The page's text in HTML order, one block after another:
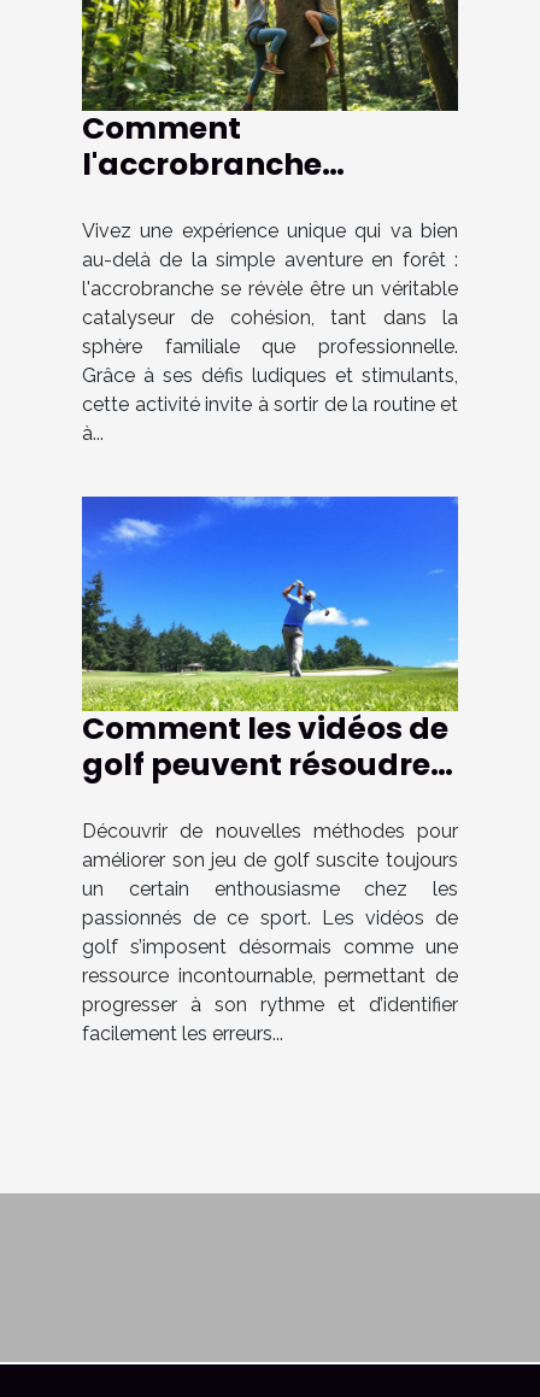
Comment
l'accrobranche
familiaux et
professionnels ?
Vivez une expérience unique qui va bien
au-delà de la simple aventure en forêt :
l'accrobranche se révèle être un véritable
catalyseur de cohésion, tant dans la
sphère familiale que professionnelle.
Grâce à ses défis ludiques et stimulants,
cette activité invite à sortir de la routine et
à...
Comment les vidéos de
golf peuvent résoudre
Découvrir de nouvelles méthodes pour
améliorer son jeu de golf suscite toujours
un certain enthousiasme chez les
passionnés de ce sport. Les vidéos de
golf s’imposent désormais comme une
ressource incontournable, permettant de
progresser à son rythme et d’identifier
facilement les erreurs...